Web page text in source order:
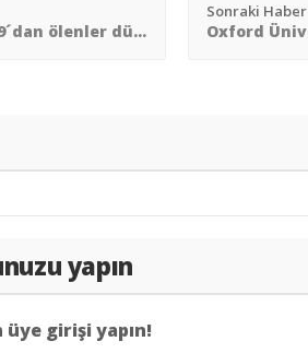
DSÖ: COVID-19´dan ölenler düşünülenden 2 veya 3 kat fazla olabilir
Sonraki Haber
yapın
girişi yapın!